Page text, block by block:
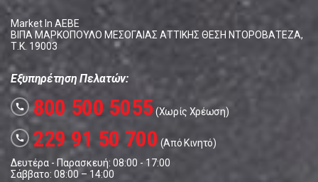
Market In ΑΕΒΕ
ΒΙΠΑ ΜΑΡΚΟΠΟΥΛΟ ΜΕΣΟΓΑΙΑΣ ΑΤΤΙΚΗΣ ΘΕΣΗ ΝΤΟΡΟΒΑΤΕΖΑ,
Τ.Κ. 19003
Εξυπηρέτηση Πελατών:
call 800 500 5055(Χωρίς Χρέωση)
call 229 91 50 700 (Από Κινητό)
Δευτέρα - Παρασκευή: 08:00 - 17:00
Σάββατο: 08:00 – 14:00